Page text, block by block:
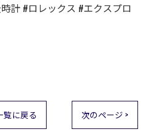
計 #ロレックス #エクスプロ
覧に戻る 次のページ >